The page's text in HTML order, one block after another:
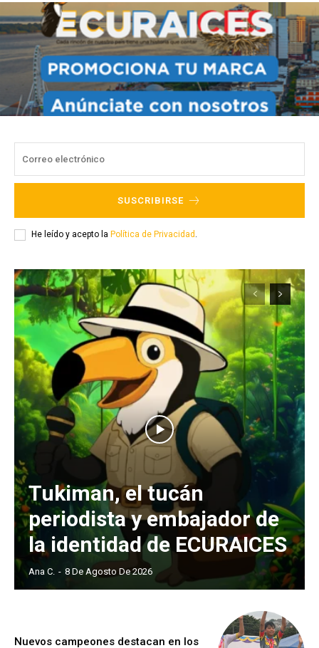
SUSCRIBIRSE
He leído y acepto la Política de Privacidad .
Tukiman, el tucán
periodista y embajador de
la identidad de ECURAICES
Ana C. - 8 De Agosto De 2026
Nuevos campeones destacan en los